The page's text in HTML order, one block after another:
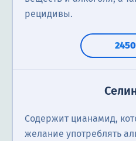
рецидивы.
Содержит цианамид,
желание употреблять